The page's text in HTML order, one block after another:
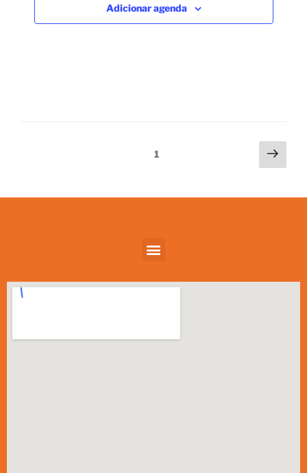
Adicionar agenda
1